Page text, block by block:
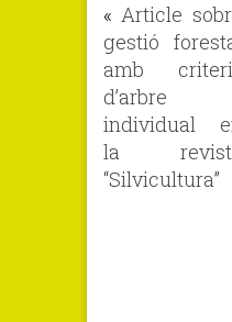
«Article
gestió
amb
d’arbre
individual
la
“Silvicultura”